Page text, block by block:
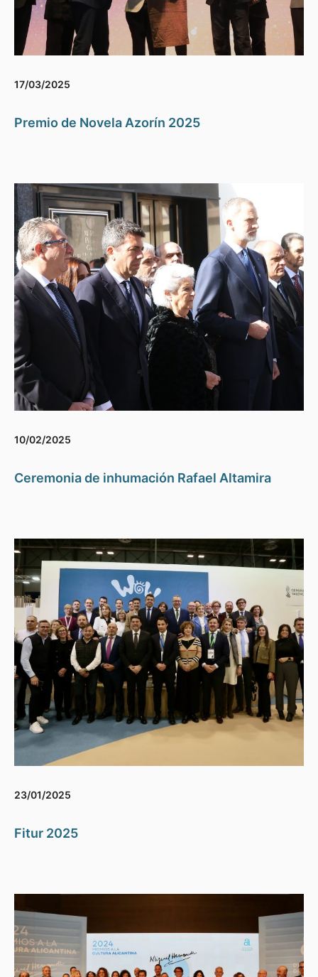
17/03/2025
Premio de Novela Azorín 2025
10/02/2025
Ceremonia de inhumación Rafael Altamira
23/01/2025
Fitur 2025